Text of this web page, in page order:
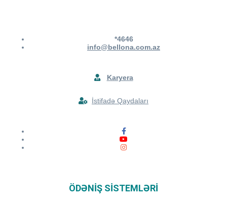
*4646
info@bellona.com.az
Karyera
İstifadə Qaydaları
ÖDƏNIŞ SISTEMLƏRI